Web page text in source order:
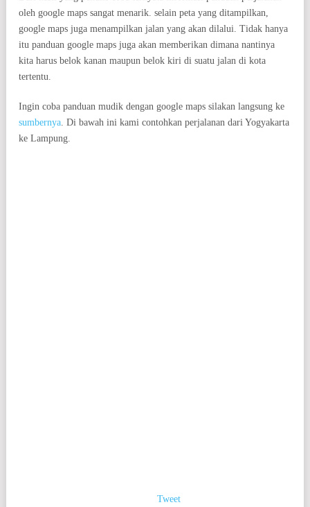
oleh google maps sangat menarik. selain peta yang ditampilkan,
google maps juga menampilkan jalan yang akan dilalui. Tidak hanya
itu panduan google maps juga akan memberikan dimana nantinya
kita harus belok kanan maupun belok kiri di suatu jalan di kota
tertentu.
Ingin coba panduan mudik dengan google maps silakan langsung ke
sumbernya. Di bawah ini kami contohkan perjalanan dari Yogyakarta
ke Lampung.
Tweet